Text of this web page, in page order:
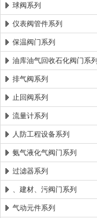
球阀系列
仪表阀管件系列
保温阀门系列
油库油气回收石化阀门系列
排气阀系列
止回阀系列
流量计系列
人防工程设备系列
氨气液化气阀门系列
过滤器系列
、建材、污阀门系列
气动元件系列